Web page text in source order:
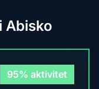
Abisko
95% aktivitet